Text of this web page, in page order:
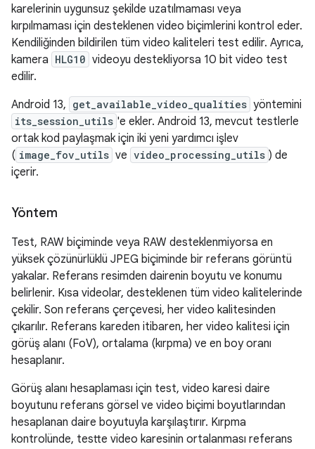
karelerinin uygunsuz şekilde uzatılmaması veya
kırpılmaması için desteklenen video biçimlerini kontrol eder.
Kendiliğinden bildirilen tüm video kaliteleri test edilir. Ayrıca,
kamera HLG10 videoyu destekliyorsa 10 bit video test
edilir.
Android 13, get_available_video_qualities yöntemini
its_session_utils 'e ekler. Android 13, mevcut testlerle
ortak kod paylaşmak için iki yeni yardımcı işlev
( image_fov_utils ve video_processing_utils ) de
içerir.
Yöntem
Test, RAW biçiminde veya RAW desteklenmiyorsa en
yüksek çözünürlüklü JPEG biçiminde bir referans görüntü
yakalar. Referans resimden dairenin boyutu ve konumu
belirlenir. Kısa videolar, desteklenen tüm video kalitelerinde
çekilir. Son referans çerçevesi, her video kalitesinden
çıkarılır. Referans kareden itibaren, her video kalitesi için
görüş alanı (FoV), ortalama (kırpma) ve en boy oranı
hesaplanır.
Görüş alanı hesaplaması için test, video karesi daire
boyutunu referans görsel ve video biçimi boyutlarından
hesaplanan daire boyutuyla karşılaştırır. Kırpma
kontrolünde, testte video karesinin ortalanması referans